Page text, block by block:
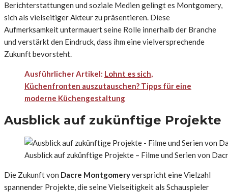
Berichterstattungen und soziale Medien gelingt es Montgomery,
sich als vielseitiger Akteur zu präsentieren. Diese
Aufmerksamkeit untermauert seine Rolle innerhalb der Branche
und verstärkt den Eindruck, dass ihm eine vielversprechende
Zukunft bevorsteht.
Ausführlicher Artikel: Lohnt es sich,
Küchenfronten auszutauschen? Tipps für eine
moderne Küchengestaltung
Ausblick auf zukünftige Projekte
Ausblick auf zukünftige Projekte – Filme und Serien von
Die Zukunft von Dacre Montgomeryverspricht eine Vielzahl
spannender Projekte, die seine Vielseitigkeit als Schauspieler